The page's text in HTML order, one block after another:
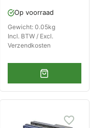
Op voorraad
Gewicht: 0.05kg
Incl. BTW / Excl.
Verzendkosten